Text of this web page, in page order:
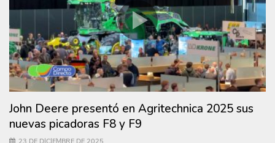
John Deere presentó en Agritechnica 2025 sus
nuevas picadoras F8 y F9